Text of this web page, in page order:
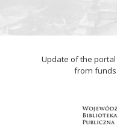
Update of the portal
from funds